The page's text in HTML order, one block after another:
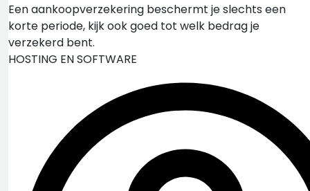
Een aankoopverzekering beschermt je slechts een
korte periode, kijk ook goed tot welk bedrag je
verzekerd bent.
HOSTING EN SOFTWARE